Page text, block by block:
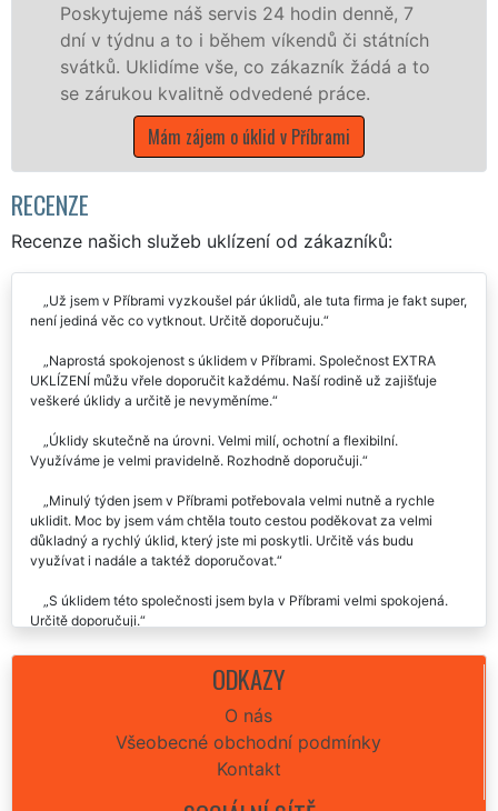
7
státních
žádá a to
nabízíme pro všechny obchodní
státní podniky, ale i domácnosti v
Středočeském kraji s jistotou
Mám zájem o úklidové služby v
RECENZE
Recenze našich služeb uklízení od zákazníků:
Už jsem v Příbrami vyzkoušel pár úklidů, ale tuta firma je fakt super,
není jediná věc co vytknout. Určitě doporučuju.
Naprostá spokojenost s úklidem v Příbrami. Společnost EXTRA
UKLÍZENÍ můžu vřele doporučit každému. Naší rodině už zajišťuje
veškeré úklidy a určitě je nevyměníme.
Úklidy skutečně na úrovni. Velmi milí, ochotní a flexibilní.
Využíváme je velmi pravidelně. Rozhodně doporučuji.
Minulý týden jsem v Příbrami potřebovala velmi nutně a rychle
uklidit. Moc by jsem vám chtěla touto cestou poděkovat za velmi
důkladný a rychlý úklid, který jste mi poskytli. Určitě vás budu
využívat i nadále a taktéž doporučovat.
S úklidem této společnosti jsem byla v Příbrami velmi spokojená.
Určitě doporučuji.
Už 2x jsem využila v Příbrami úklid této společnosti. Vždy jsem byla
maximálně spokojená. Děkuju moc moc..👍😊😊.
Vynikající služba i zkušenost. Včera nám tato úklidová firma
zajišťovala úklid naší nemovitosti v Příbrami. Celý průběh úklidů byl
naprosto perfektní, seděla cena úklidu i celá domluva. Za nás můžeme
ODKAZY
O nás
Všeobecné obchodní podmínky
Kontakt